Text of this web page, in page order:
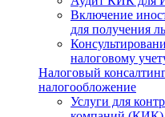
Включение
для получения
налоговому
Налоговый
налогообложение
Услуги для